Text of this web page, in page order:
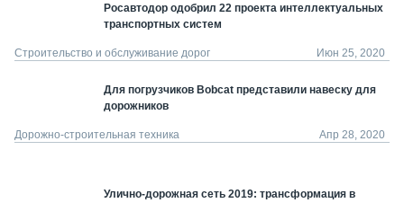
Росавтодор одобрил 22 проекта интеллектуальных
транспортных систем
Строительство и обслуживание дорог Июн 25, 2020
Для погрузчиков Bobcat представили навеску для
дорожников
Дорожно-строительная техника Апр 28, 2020
Улично-дорожная сеть 2019: трансформация в